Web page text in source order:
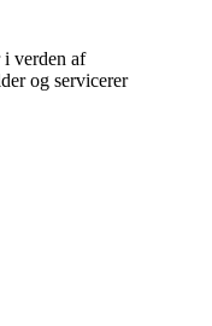
i verden af
og servicerer